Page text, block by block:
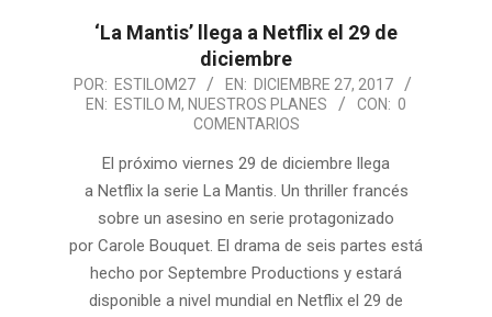
‘La Mantis’ llega a Netflix el 29 de
diciembre
2017-
12-
POR: ESTILOM27 EN: DICIEMBRE 27, 2017
EN: ESTILO M, NUESTROS PLANES CON: 0
COMENTARIOS
El próximo viernes 29 de diciembre llega
a Netflix la serie La Mantis. Un thriller francés
sobre un asesino en serie protagonizado
por Carole Bouquet. El drama de seis partes está
hecho por Septembre Productions y estará
disponible a nivel mundial en Netflix el 29 de